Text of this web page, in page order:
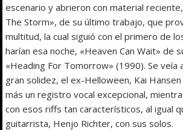
escenario y abrieron con material
The Storm», de su último trabajo, que
multitud, la cual siguió con el primero de
harían esa noche, «Heaven Can Wait» de
«Heading For Tomorrow» (1990). Se veía
gran solidez, el ex-Helloween, Kai
más un registro vocal excepcional,
con esos riffs tan característicos, al igual
guitarrista, Henjo Richter, con sus solos.